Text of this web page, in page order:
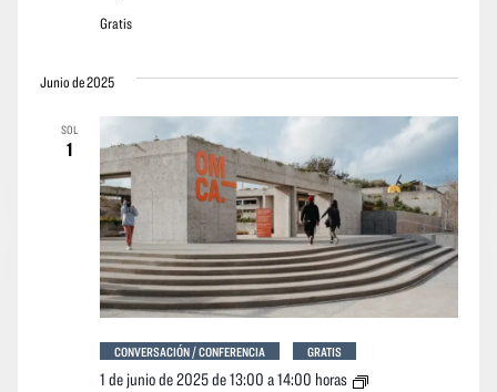
Gratis
Junio de 2025
SOL
1
1 de junio de 2025 de 13:00 a14:00 horas
Paseo
CONVERSACIÓN / CONFERENCIA GRATIS